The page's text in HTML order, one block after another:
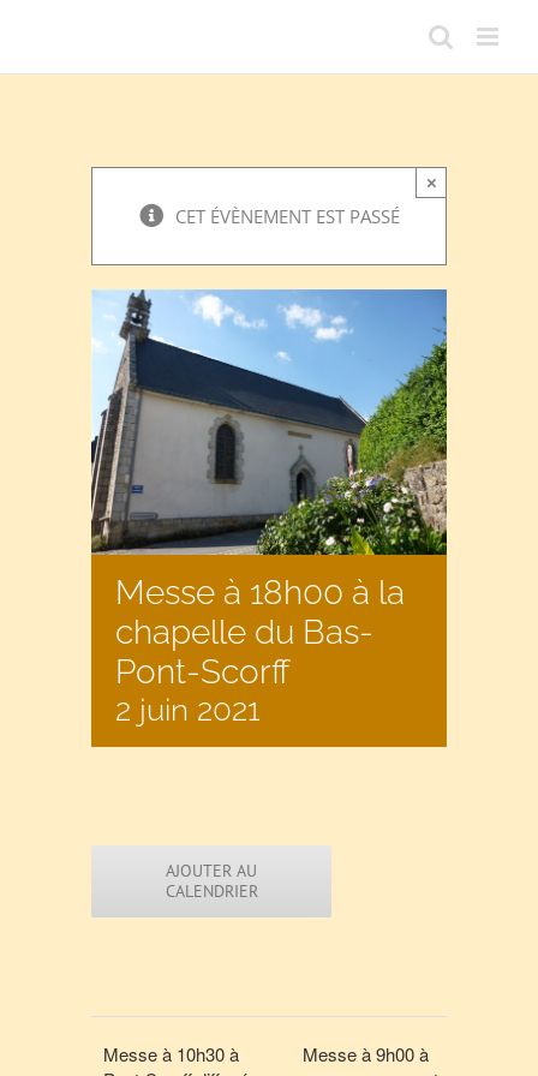
CET ÉVÈNEMENT EST PASSÉ
×
Messe à 18h00 à la
chapelle du Bas-
Pont-Scorff
2 juin 2021
AJOUTER AU
CALENDRIER
Messe à 10h30 à
Messe à 9h00 à